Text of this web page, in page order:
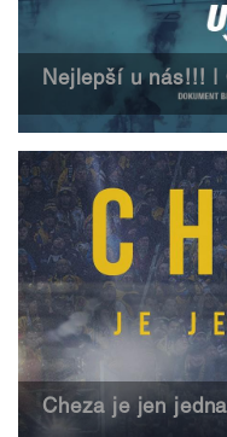
Nejlepší u nás!!!
Cheza je jen